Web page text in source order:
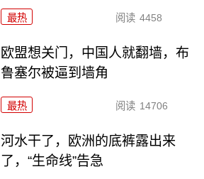
最热 阅读 4458
欧盟想关门，中国人就翻墙，布
鲁塞尔被逼到墙角
最热 阅读 14706
河水干了，欧洲的底裤露出来
了，“生命线”告急